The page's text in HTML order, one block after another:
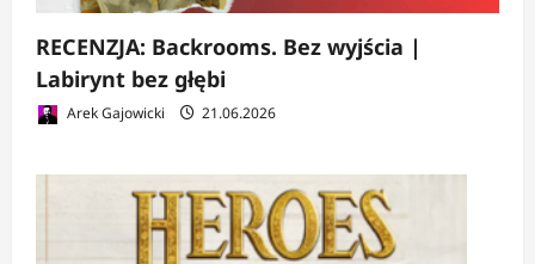
RECENZJA: Backrooms. Bez wyjścia |
Labirynt bez głębi
Arek Gajowicki 21.06.2026